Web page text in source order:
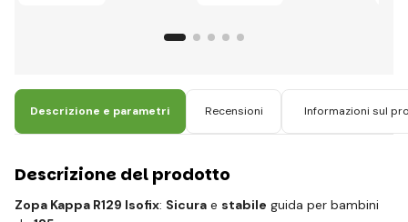
Descrizione e parametri Recensioni Informazioni sul
Descrizione del prodotto
Zopa Kappa R129 Isofix: Sicura e stabile guida per bambini